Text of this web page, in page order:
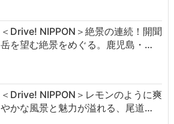
＜Drive! NIPPON＞絶景の連続！開聞
岳を望む絶景をめぐる。鹿児島・…
＜Drive! NIPPON＞レモンのように爽
やかな風景と魅力が溢れる、尾道…